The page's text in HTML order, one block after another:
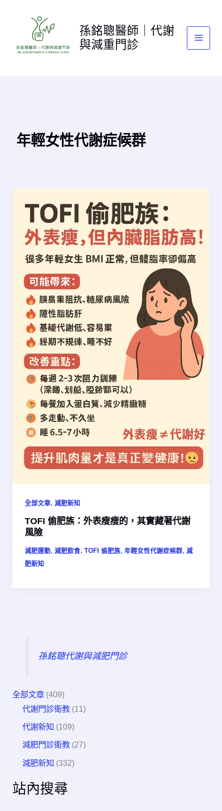
孫銘聰醫師｜代謝
與減重門診
年輕女性代謝症候群​
全部文章, 減肥新知
TOFI 偷肥族：外表瘦瘦的，其實藏著代謝
風險
減肥運動, 減肥飲食, TOFI 偷肥族, 年輕女性代謝症候群​, 減
肥新知
孫銘聰代謝與減肥門診
全部文章 (409)
代謝門診衛教 (11)
代謝新知 (109)
減肥門診衛教 (27)
減肥新知 (332)
站內搜尋